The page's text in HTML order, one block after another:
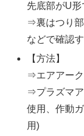
先底部がU
⇒裏はつり
などで確認
【方法】
⇒エアアー
⇒プラズマ
使用、作動
用)